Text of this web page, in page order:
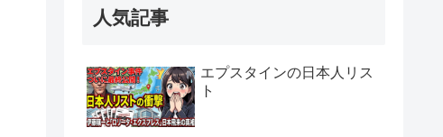
人気記事
エプスタインの日本人リス
ト